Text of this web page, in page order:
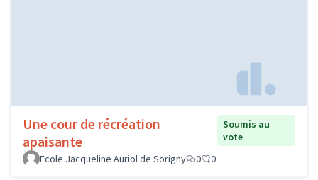
Une cour de récréation
apaisante
Soumis au
vote
Ecole Jacqueline Auriol de Sorigny
0 0